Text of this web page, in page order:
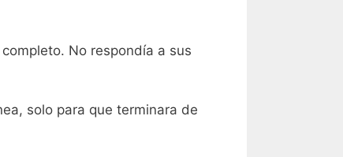
No respondía a sus
solo para que terminara de